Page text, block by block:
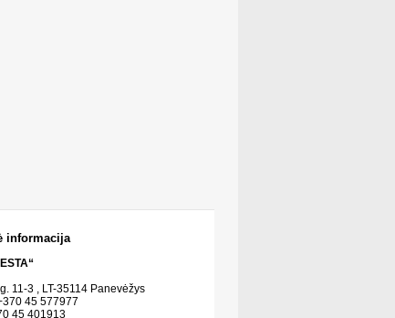
informacija
11-3 , LT-35114 Panevėžys
45 577977
45 401913